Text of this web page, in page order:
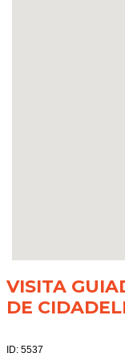
VISITA
DE
ID: 5537